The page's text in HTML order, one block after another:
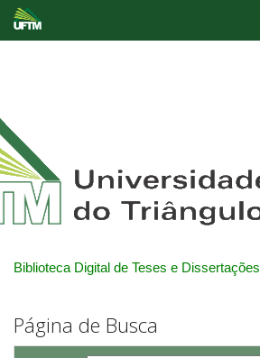
Biblioteca Digital de Teses e Dissertações
Página de Busca